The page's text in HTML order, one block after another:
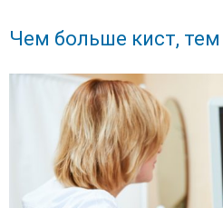
Чем больше кист,